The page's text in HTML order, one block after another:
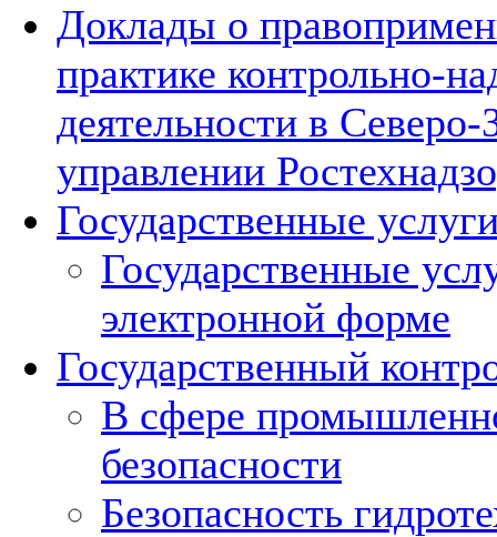
Доклады о
практике контрольно-
деятельности в
управлении
Государственные
Государственные
электронной форме
Государственный
В сфере
безопасности
Безопасность